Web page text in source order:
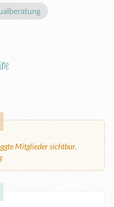
Mitglieder sichtbar.